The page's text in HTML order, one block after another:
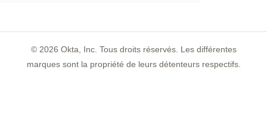
© 2026 Okta, Inc. Tous droits réservés. Les différentes
marques sont la propriété de leurs détenteurs respectifs.